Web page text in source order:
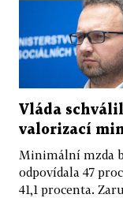
Vláda
valorizací
Minimální mzda
odpovídala 47
41,1 procenta.